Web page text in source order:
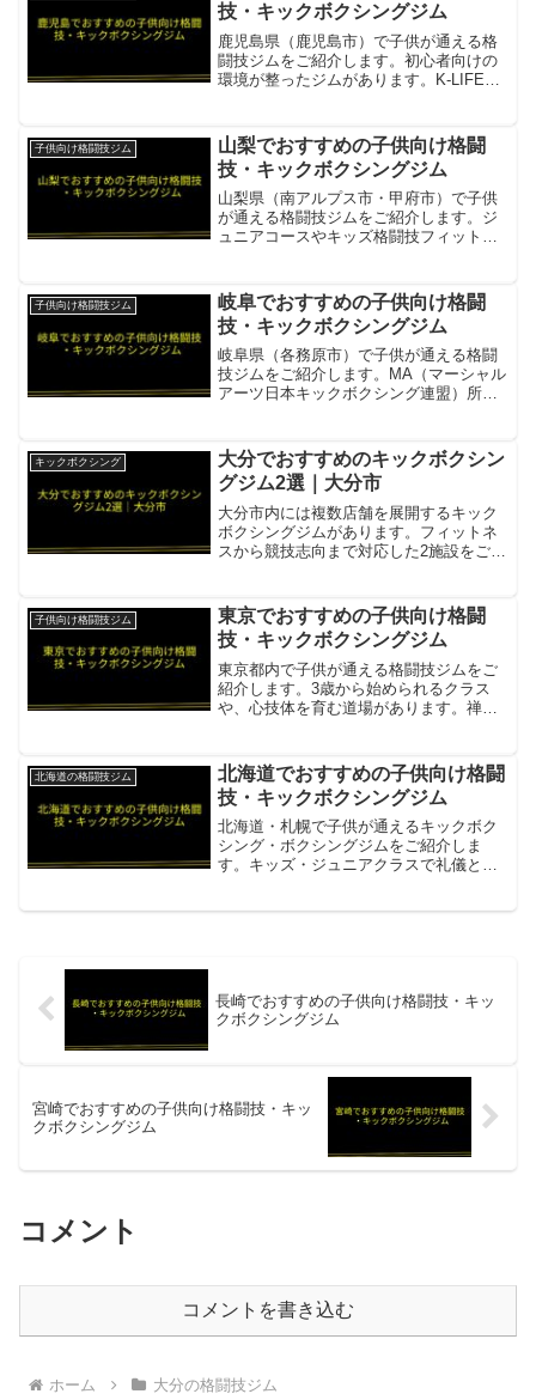
技・キックボクシングジム
鹿児島県（鹿児島市）で子供が通える格
闘技ジムをご紹介します。初心者向けの
環境が整ったジムがあります。K-LIFE
で、子供から大人まで格闘技を楽しく始
められる...
子供向け格闘技ジム
山梨でおすすめの子供向け格闘
技・キックボクシングジム
山梨県（南アルプス市・甲府市）で子供
が通える格闘技ジムをご紹介します。ジ
ュニアコースやキッズ格闘技フィットネ
（月・水・金18:30〜20:00）。礼儀作
法・健康・集中力と運...
子供向け格闘技ジム
岐阜でおすすめの子供向け格闘
技・キックボクシングジム
岐阜県（各務原市）で子供が通える格闘
技ジムをご紹介します。MA（マーシャル
アーツ日本キックボクシング連盟）所属
エタイジム。MA所属。元プロキックボク
サーによる直接指導。...
キックボクシング
大分でおすすめのキックボクシン
グジム2選｜大分市
大分市内には複数店舗を展開するキック
ボクシングジムがあります。フィットネ
スから競技志向まで対応した2施設をご紹
所在地／最寄駅大分市内4店舗（詳細は...
子供向け格闘技ジム
東京でおすすめの子供向け格闘
技・キックボクシングジム
東京都内で子供が通える格闘技ジムをご
紹介します。3歳から始められるクラス
や、心技体を育む道場があります。禅道
MMA・キックボクシング・BJJ。六本
木・大久保・小平等複数...
北海道の格闘技ジム
北海道でおすすめの子供向け格闘
技・キックボクシングジム
北海道・札幌で子供が通えるキックボク
シング・ボクシングジムをご紹介しま
す。キッズ・ジュニアクラスで礼儀と体
長崎でおすすめの子供向け格闘技・キッ
クボクシングジム
宮崎でおすすめの子供向け格闘技・キッ
クボクシングジム
コメント
コメントを書き込む
ホーム 大分の格闘技ジム